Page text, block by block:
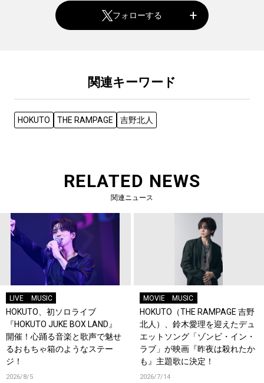
フォローする
関連キーワード
HOKUTO THE RAMPAGE 吉野北人
RELATED NEWS
関連ニュース
LIVE MUSIC
HOKUTO、初ソロライブ
『HOKUTO JUKE BOX LAND』
開催！心踊る音楽と歌声で魅せ
るおもちゃ箱のようなステー
ジ！
2026/8/5
MOVIE MUSIC
HOKUTO（THE RAMPAGE 吉野
北人）、鈴木愛理を迎えたデュ
エットソング「ゾンビ・イン・
ラブ」が映画『昨夜は殺れたか
も』主題歌に決定！
2026/7/14